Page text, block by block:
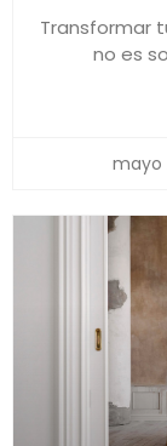
Transformar
no es
mayo